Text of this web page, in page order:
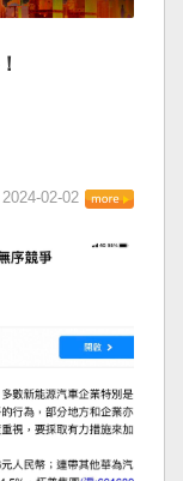
2024-02-02